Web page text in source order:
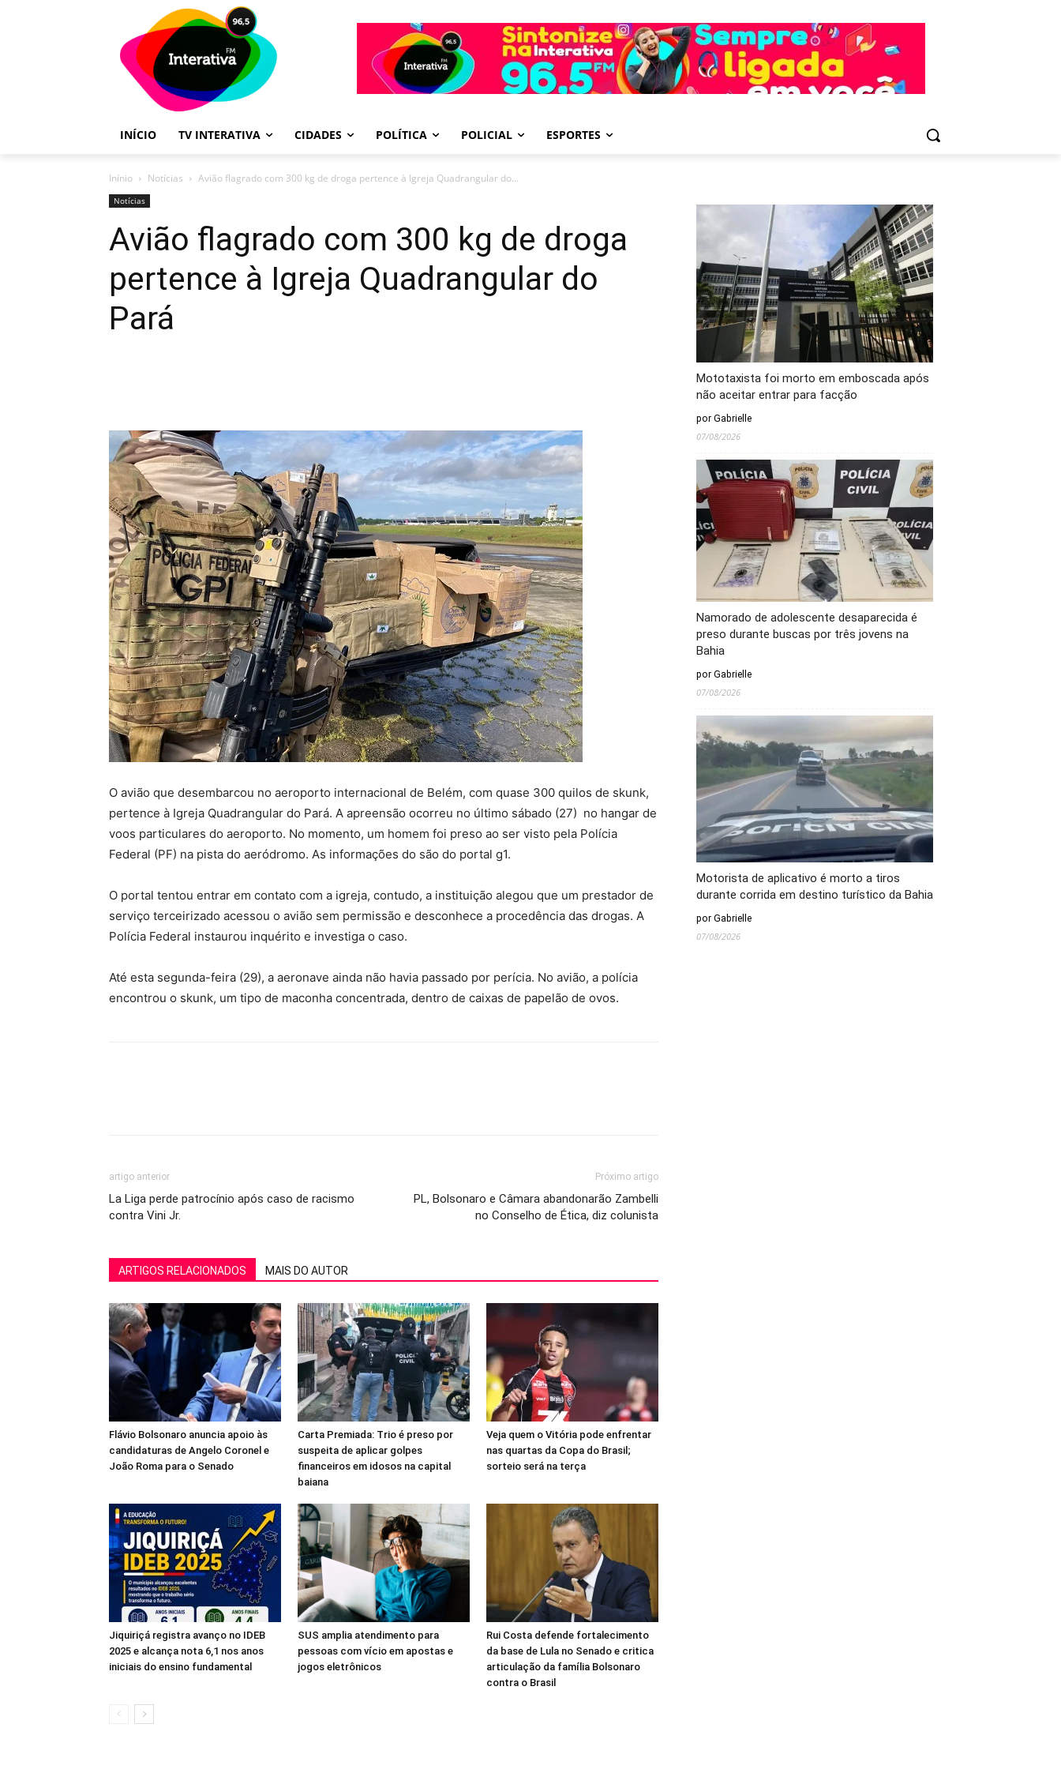
INÍCIO TV INTERATIVA CIDADES POLÍTICA POLICIAL ESPORTES
Inínio Notícias Avião flagrado com 300 kg de droga pertence à Igreja Quadrangular do...
Notícias
Avião flagrado com 300 kg de droga
pertence à Igreja Quadrangular do
Pará
O avião que desembarcou no aeroporto internacional de Belém, com quase 300 quilos de skunk,
pertence à Igreja Quadrangular do Pará. A apreensão ocorreu no último sábado (27) no hangar de
voos particulares do aeroporto. No momento, um homem foi preso ao ser visto pela Polícia
Federal (PF) na pista do aeródromo. As informações do são do portal g1.
O portal tentou entrar em contato com a igreja, contudo, a instituição alegou que um prestador de
serviço terceirizado acessou o avião sem permissão e desconhece a procedência das drogas. A
Polícia Federal instaurou inquérito e investiga o caso.
Até esta segunda-feira (29), a aeronave ainda não havia passado por perícia. No avião, a polícia
encontrou o skunk, um tipo de maconha concentrada, dentro de caixas de papelão de ovos.
artigo anterior
La Liga perde patrocínio após caso de racismo
contra Vini Jr.
Próximo artigo
PL, Bolsonaro e Câmara abandonarão Zambelli
no Conselho de Ética, diz colunista
ARTIGOS RELACIONADOS MAIS DO AUTOR
Flávio Bolsonaro anuncia apoio às
candidaturas de Angelo Coronel e
João Roma para o Senado
Carta Premiada: Trio é preso por
suspeita de aplicar golpes
financeiros em idosos na capital
baiana
Veja quem o Vitória pode enfrentar
nas quartas da Copa do Brasil;
sorteio será na terça
Jiquiriçá registra avanço no IDEB
2025 e alcança nota 6,1 nos anos
iniciais do ensino fundamental
SUS amplia atendimento para
pessoas com vício em apostas e
jogos eletrônicos
Rui Costa defende fortalecimento
da base de Lula no Senado e critica
articulação da família Bolsonaro
contra o Brasil
Mototaxista foi morto em emboscada após
não aceitar entrar para facção
por Gabrielle
07/08/2026
Namorado de adolescente desaparecida é
preso durante buscas por três jovens na
Bahia
por Gabrielle
07/08/2026
Motorista de aplicativo é morto a tiros
durante corrida em destino turístico da Bahia
por Gabrielle
07/08/2026